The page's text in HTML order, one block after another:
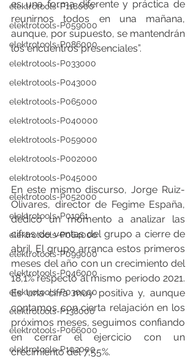
elektrotools-P118000
elektrotools-P059000
elektrotools-P086000
elektrotools-P033000
elektrotools-P043000
elektrotools-P065000
elektrotools-P040000
elektrotools-P059000
elektrotools-P002000
elektrotools-P045000
elektrotools-P052000
elektrotools-P01961
elektrotools-P064000
elektrotools-P099000
elektrotools-P046000
elektrotools-P030000
elektrotools-P138000
elektrotools-P066000
elektrotools-P102000
es una forma diferente y práctica de
reunirnos todos en una mañana,
aunque, por supuesto, se mantendrán
los encuentros presenciales”.
En este mismo discurso, Jorge Ruiz-
Olivares, director de Fegime España,
dedicó un momento a analizar las
cifras de ventas del grupo a cierre de
abril. El grupo arranca estos primeros
meses del año con un crecimiento del
18,1% respecto al mismo periodo 2021.
Es una cifra muy positiva y, aunque
contamos con cierta relajación en los
próximos meses, seguimos confiando
en cerrar el ejercicio con un
crecimiento del 7,55%.